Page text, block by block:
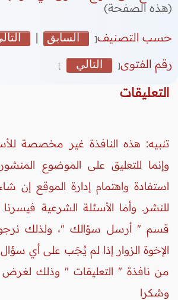
(هذه الصفحة)
حسب التصنيف[ السابق |
رقم الفتوى[ التالي ]
التعليقات
تنبيه: هذه النافذة غير مخصصة
وإنما للتعليق على الموضوع
استفادة واهتمام إدارة الموقع إن
للنشر. وأما الأسئلة الشرعية
قسم " أرسل سؤالك "، ولذلك
الإخوة الزوار إذا لم يُجَب على أي
من نافذة " التعليقات " وذلك لغرض
وشكرا